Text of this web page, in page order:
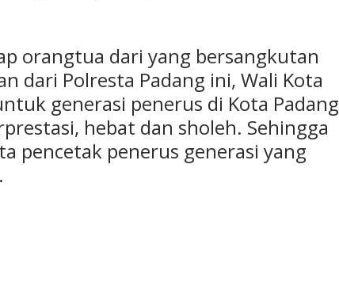
orangtua dari yang bersangkutan
dari Polresta Padang ini, Wali Kota
generasi penerus di Kota Padang
hebat dan sholeh. Sehingga
pencetak penerus generasi yang